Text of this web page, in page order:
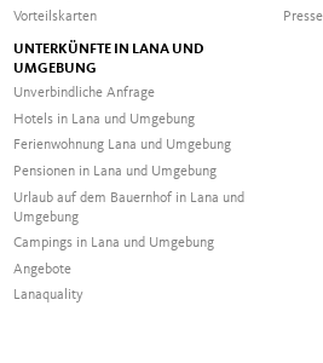
Vorteilskarten
Presse
UNTERKÜNFTE IN LANA UND
UMGEBUNG
Unverbindliche Anfrage
Hotels in Lana und Umgebung
Ferienwohnung Lana und Umgebung
Pensionen in Lana und Umgebung
Urlaub auf dem Bauernhof in Lana und
Umgebung
Campings in Lana und Umgebung
Angebote
Lanaquality